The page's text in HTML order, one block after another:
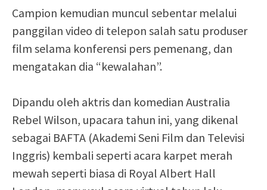
Campion kemudian muncul sebentar melalui
panggilan video di telepon salah satu produser
film selama konferensi pers pemenang, dan
mengatakan dia “kewalahan”.
Dipandu oleh aktris dan komedian Australia
Rebel Wilson, upacara tahun ini, yang dikenal
sebagai BAFTA (Akademi Seni Film dan Televisi
Inggris) kembali seperti acara karpet merah
mewah seperti biasa di Royal Albert Hall